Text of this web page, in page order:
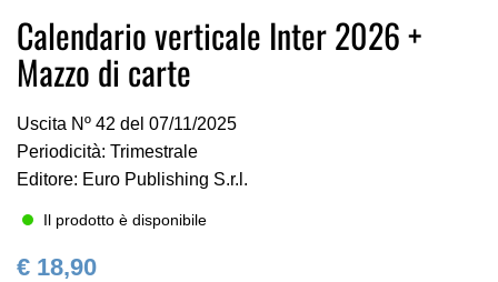
della
galleria
di
immagini
Calendario verticale Inter 2026 +
Mazzo di carte
Uscita Nº 42 del 07/11/2025
Periodicità: Trimestrale
Editore: Euro Publishing S.r.l.
Il prodotto è disponibile
€ 18,90